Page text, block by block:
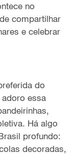
no
compartilhar
e celebrar
do
essa
Há algo
profundo:
decoradas,